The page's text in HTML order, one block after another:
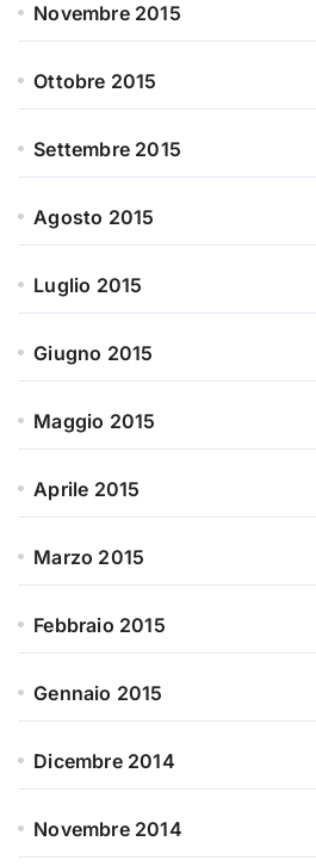
Novembre 2015
Ottobre 2015
Settembre 2015
Agosto 2015
Luglio 2015
Giugno 2015
Maggio 2015
Aprile 2015
Marzo 2015
Febbraio 2015
Gennaio 2015
Dicembre 2014
Novembre 2014